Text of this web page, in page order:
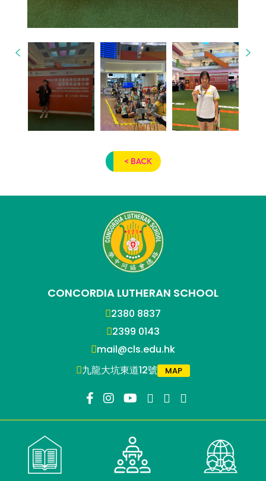
< BACK
CONCORDIA LUTHERAN SCHOOL
2380 8837
2399 0143
mail@cls.edu.hk
九龍大坑東道12號
MAP